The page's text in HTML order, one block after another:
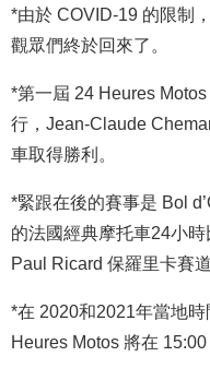
*由於 COVID-19 的限制
觀眾們終於回來了。
*第一屆 24 Heures
行，Jean-Claude
車取得勝利。
*緊跟在後的賽事是 Bol
的法國經典摩托車24小
Paul Ricard 保羅里卡賽道
*在 2020和2021年當地
Heures Motos 將在 15:00